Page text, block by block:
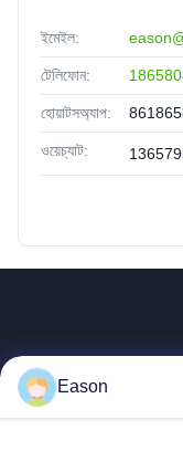
ইমেইল:
টেলিফোন:
হোয়াটসঅ্যাপ:
ওয়েচ্যাট:
Eason